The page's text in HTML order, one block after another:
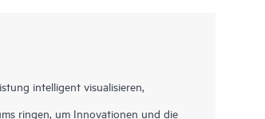
intelligent visualisieren,
ringen, um Innovationen und die